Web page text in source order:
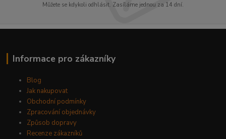
Můžete se kdykoli odhlásit. Zasíláme jednou za 14 dní.
Informace pro zákazníky
Blog
Jak nakupovat
Obchodní podmínky
Zpracování objednávky
Způsob dopravy
Recenze zákazníků